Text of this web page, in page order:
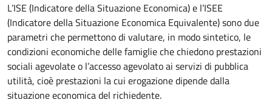
L’ISE (Indicatore della Situazione Economica) e l’ISEE
(Indicatore della Situazione Economica Equivalente) sono due
parametri che permettono di valutare, in modo sintetico, le
condizioni economiche delle famiglie che chiedono prestazioni
sociali agevolate o l’accesso agevolato ai servizi di pubblica
utilità, cioè prestazioni la cui erogazione dipende dalla
situazione economica del richiedente.